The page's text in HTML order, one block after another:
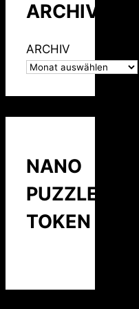
ARCHIV
ARCHIV
NANO
PUZZLE
TOKEN